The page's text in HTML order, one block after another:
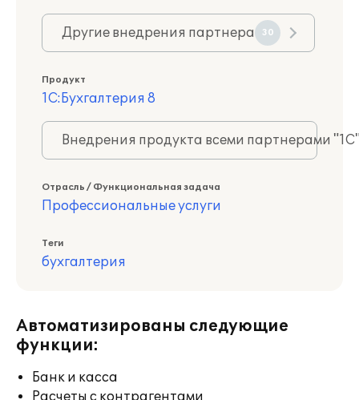
Другие внедрения партнера 30
Продукт
1С:Бухгалтерия 8
Внедрения продукта всеми партнерами
Отрасль / Функциональная задача
Профессиональные услуги
Теги
бухгалтерия
Автоматизированы следующие
функции:
Банк и касса
Расчеты с контрагентами